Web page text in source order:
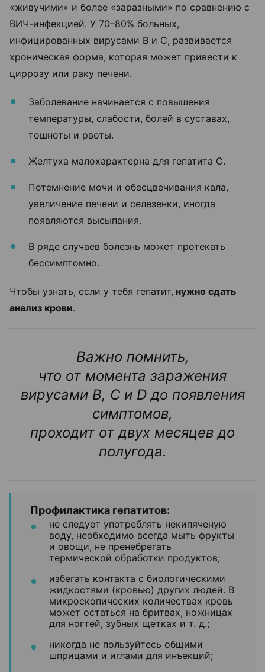
«живучими» и более «заразными» по сравнению с
ВИЧ-инфекцией. У 70–80% больных,
инфицированных вирусами В и С, развивается
хроническая форма, которая может привести к
циррозу или раку печени.
Заболевание начинается с повышения
температуры, слабости, болей в суставах,
тошноты и рвоты.
Желтуха малохарактерна для гепатита С.
Потемнение мочи и обесцвечивания кала,
увеличение печени и селезенки, иногда
появляются высыпания.
В ряде случаев болезнь может протекать
бессимптомно.
Чтобы узнать, если у тебя гепатит, нужно сдать
анализ крови.
Важно помнить,
что от момента заражения
вирусами В, С и D до появления
симптомов,
проходит от двух месяцев до
полугода.
Профилактика гепатитов:
не следует употреблять некипяченую
воду, необходимо всегда мыть фрукты
и овощи, не пренебрегать
термической обработки продуктов;
избегать контакта с биологическими
жидкостями (кровью) других людей. В
микроскопических количествах кровь
может остаться на бритвах, ножницах
для ногтей, зубных щетках и т. д.;
никогда не пользуйтесь общими
шприцами и иглами для инъекций;